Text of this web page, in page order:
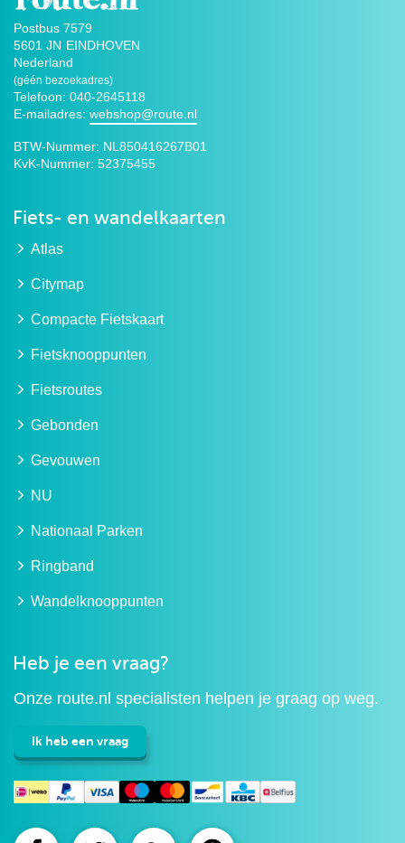
Postbus 7579
5601 JN EINDHOVEN
Nederland
(géén bezoekadres)
Telefoon: 040-2645118
E-mailadres: webshop@route.nl
BTW-Nummer: NL850416267B01
KvK-Nummer: 52375455
Fiets- en wandelkaarten
Atlas
Citymap
Compacte Fietskaart
Fietsknooppunten
Fietsroutes
Gebonden
Gevouwen
NU
Nationaal Parken
Ringband
Wandelknooppunten
Heb je een vraag?
Onze route.nl specialisten helpen je graag op weg.
Ik heb een vraag